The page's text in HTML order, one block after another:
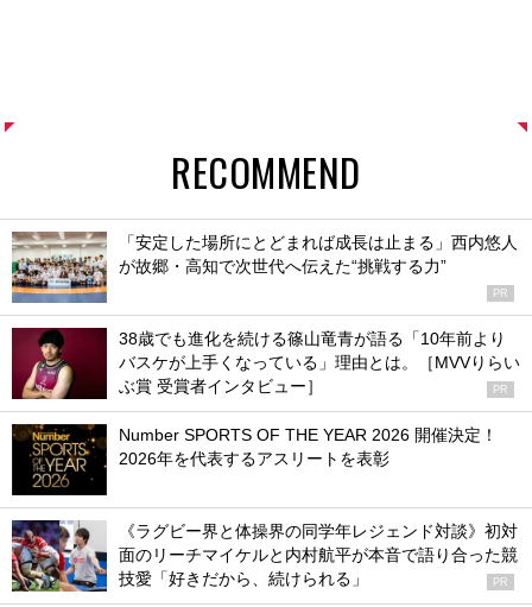
RECOMMEND
「安定した場所にとどまれば成長は止まる」西内悠人
が故郷・高知で次世代へ伝えた“挑戦する力”
PR
38歳でも進化を続ける篠山竜青が語る「10年前より
バスケが上手くなっている」理由とは。［MVVりらい
ぶ賞 受賞者インタビュー］
PR
Number SPORTS OF THE YEAR 2026 開催決定！
2026年を代表するアスリートを表彰
《ラグビー界と体操界の同学年レジェンド対談》初対
面のリーチマイケルと内村航平が本音で語り合った競
技愛「好きだから、続けられる」
PR